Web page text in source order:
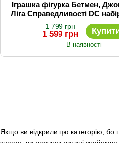
Якщо ви відкрили цю категорію, бо
Іграшка фігурка Бетмен,
Ліга Справедливості DC
героїв по 30см
1 799 грн
1 599 грн
В наявності